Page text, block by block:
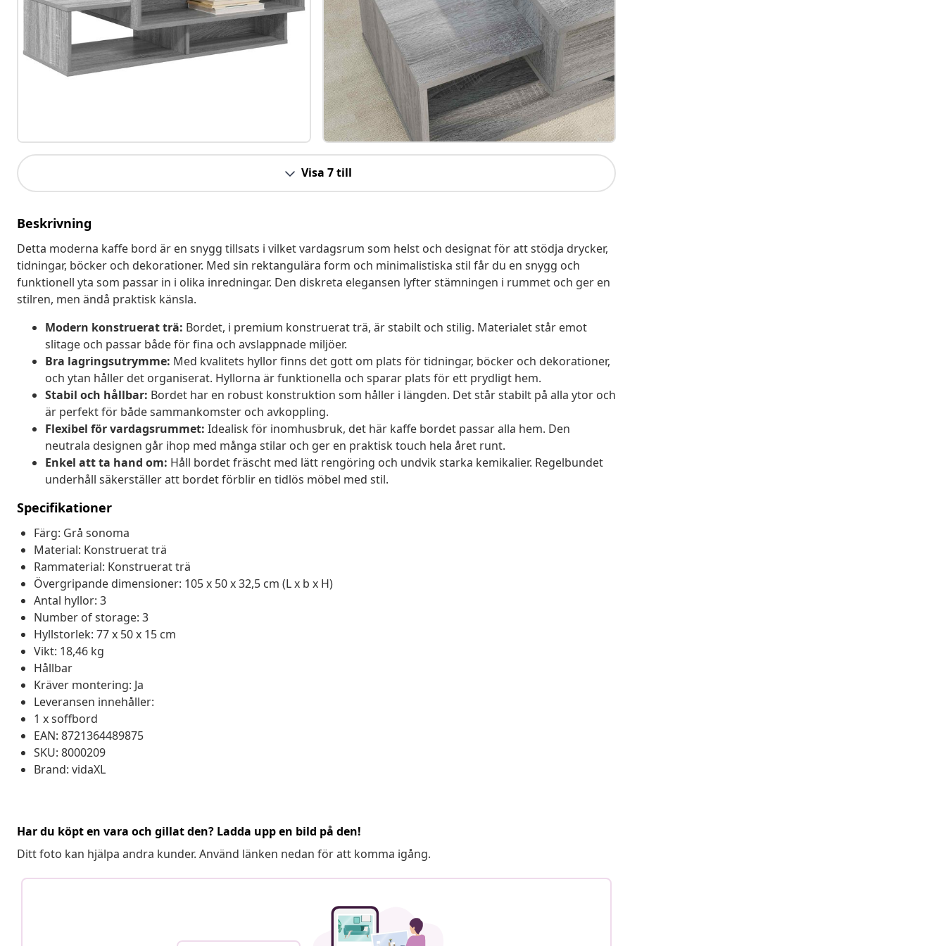
Visa 7 till
Beskrivning
Detta moderna kaffe bord är en snygg tillsats i vilket vardagsrum som helst och designat för att stödja drycker,
tidningar, böcker och dekorationer. Med sin rektangulära form och minimalistiska stil får du en snygg och
funktionell yta som passar in i olika inredningar. Den diskreta elegansen lyfter stämningen i rummet och ger en
stilren, men ändå praktisk känsla.
Modern konstruerat trä: Bordet, i premium konstruerat trä, är stabilt och stilig. Materialet står emot
slitage och passar både för fina och avslappnade miljöer.
Bra lagringsutrymme: Med kvalitets hyllor finns det gott om plats för tidningar, böcker och dekorationer,
och ytan håller det organiserat. Hyllorna är funktionella och sparar plats för ett prydligt hem.
Stabil och hållbar: Bordet har en robust konstruktion som håller i längden. Det står stabilt på alla ytor och
är perfekt för både sammankomster och avkoppling.
Flexibel för vardagsrummet: Idealisk för inomhusbruk, det här kaffe bordet passar alla hem. Den
neutrala designen går ihop med många stilar och ger en praktisk touch hela året runt.
Enkel att ta hand om: Håll bordet fräscht med lätt rengöring och undvik starka kemikalier. Regelbundet
underhåll säkerställer att bordet förblir en tidlös möbel med stil.
Specifikationer
Färg: Grå sonoma
Material: Konstruerat trä
Rammaterial: Konstruerat trä
Övergripande dimensioner: 105 x 50 x 32,5 cm (L x b x H)
Antal hyllor: 3
Number of storage: 3
Hyllstorlek: 77 x 50 x 15 cm
Vikt: 18,46 kg
Hållbar
Kräver montering: Ja
Leveransen innehåller:
1 x soffbord
EAN: 8721364489875
SKU: 8000209
Brand: vidaXL
Har du köpt en vara och gillat den? Ladda upp en bild på den!
Ditt foto kan hjälpa andra kunder. Använd länken nedan för att komma igång.